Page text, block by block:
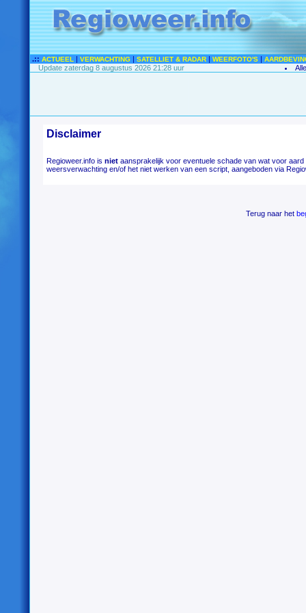
.:: ACTUEEL | VERWACHTING | SATELLIET & RADAR | WEERFOTO'S |
Update zaterdag 8 augustus 2026 21:28 uur
Disclaimer
Regioweer.info is nietaansprakelijk voor eventuele schade van wat voor
weersverwachting en/of het niet werken van een script, aangeboden via
Terug naar het